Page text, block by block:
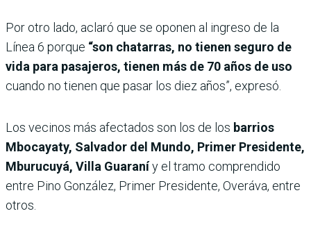
Por otro lado, aclaró que se oponen al ingreso de la
Línea 6 porque “son chatarras, no tienen seguro de
vida para pasajeros, tienen más de 70 años de uso
cuando no tienen que pasar los diez años”, expresó.
Los vecinos más afectados son los de los barrios
Mbocayaty, Salvador del Mundo, Primer Presidente,
Mburucuyá, Villa Guaraníy el tramo comprendido
entre Pino González, Primer Presidente, Overáva, entre
otros.